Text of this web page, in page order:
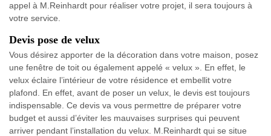
appel à M.Reinhardt pour réaliser votre projet, il sera toujours à
votre service.
Devis pose de velux
Vous désirez apporter de la décoration dans votre maison, posez
une fenêtre de toit ou également appelé « velux ». En effet, le
velux éclaire l’intérieur de votre résidence et embellit votre
plafond. En effet, avant de poser un velux, le devis est toujours
indispensable. Ce devis va vous permettre de préparer votre
budget et aussi d’éviter les mauvaises surprises qui peuvent
arriver pendant l’installation du velux. M.Reinhardt qui se situe